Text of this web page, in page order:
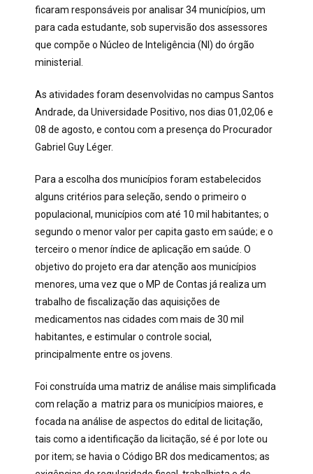
ficaram responsáveis por analisar 34 municípios, um
para cada estudante, sob supervisão dos assessores
que compõe o Núcleo de Inteligência (NI) do órgão
ministerial.
As atividades foram desenvolvidas no campus Santos
Andrade, da Universidade Positivo, nos dias 01,02,06 e
08 de agosto, e contou com a presença do Procurador
Gabriel Guy Léger.
Para a escolha dos municípios foram estabelecidos
alguns critérios para seleção, sendo o primeiro o
populacional, municípios com até 10 mil habitantes; o
segundo o menor valor per capita gasto em saúde; e o
terceiro o menor índice de aplicação em saúde. O
objetivo do projeto era dar atenção aos municípios
menores, uma vez que o MP de Contas já realiza um
trabalho de fiscalização das aquisições de
medicamentos nas cidades com mais de 30 mil
habitantes, e estimular o controle social,
principalmente entre os jovens.
Foi construída uma matriz de análise mais simplificada
com relação a matriz para os municípios maiores, e
focada na análise de aspectos do edital de licitação,
tais como a identificação da licitação, sé é por lote ou
por item; se havia o Código BR dos medicamentos; as